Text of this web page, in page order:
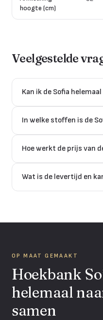
hoogte (cm)
Veelgestelde
Kan ik de Sofia
In welke stoffen is de
Hoe werkt de prijs van
Wat is de levertijd en
OP MAAT GEMAAKT
Hoekbank
helemaal
samen